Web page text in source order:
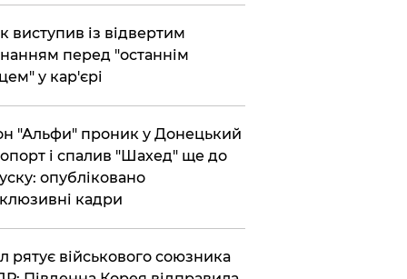
виступив із відвертим
перед "останнім
у кар'єрі
"Альфи" проник у Донецький
і спалив "Шахед" ще до
опубліковано
кадри
рятує військового союзника